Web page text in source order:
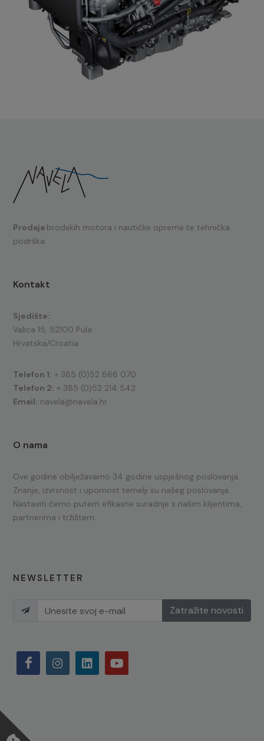
Prodaja brodskih motora i nautičke opreme te tehnička
podrška.
Kontakt
Sjedište:
Valica 15, 52100 Pula
Hrvatska/Croatia
Telefon 1: + 385 (0)52 866 070
Telefon 2: + 385 (0)52 214 542
Email: navela@navela.hr
O nama
Ove godine obilježavamo 34 godine uspješnog poslovanja.
Znanje, izvrsnost i upornost temelji su našeg poslovanja.
Nastaviti ćemo putem efikasne suradnje s našim klijentima,
partnerima i tržištem.
NEWSLETTER
Zatražite novosti